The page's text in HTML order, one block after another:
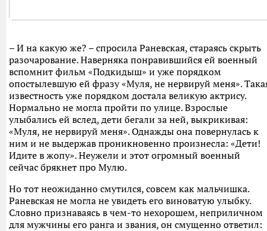
– И на какую же? – спросила Раневская, стараясь скрыть
разочарование. Наверняка понравившийся ей военный
вспомнит фильм «Подкидыш» и уже порядком
опостылевшую ей фразу «Муля, не нервируй меня».
известность уже порядком достала великую актрису.
Нормально не могла пройти по улице. Взрослые
улыбались ей вслед, дети бегали за ней, выкрикивая:
«Муля, не нервируй меня». Однажды она повернулась к
ним и не выдержав проникновенно произнесла: «Дети!
Идите в жопу». Неужели и этот огромный военный
сейчас брякнет про Мулю.
Но тот неожиданно смутился, совсем как мальчишка.
Раневская не могла не увидеть его виноватую улыбку.
Словно признаваясь в чем-то нехорошем, неприличном
для мужчины его ранга и звания, он смущенно ответил: